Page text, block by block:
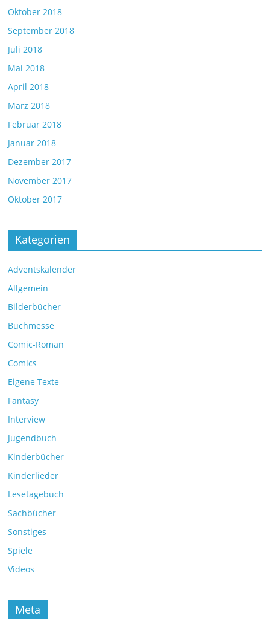
Oktober 2018
September 2018
Juli 2018
Mai 2018
April 2018
März 2018
Februar 2018
Januar 2018
Dezember 2017
November 2017
Oktober 2017
Kategorien
Adventskalender
Allgemein
Bilderbücher
Buchmesse
Comic-Roman
Comics
Eigene Texte
Fantasy
Interview
Jugendbuch
Kinderbücher
Kinderlieder
Lesetagebuch
Sachbücher
Sonstiges
Spiele
Videos
Meta